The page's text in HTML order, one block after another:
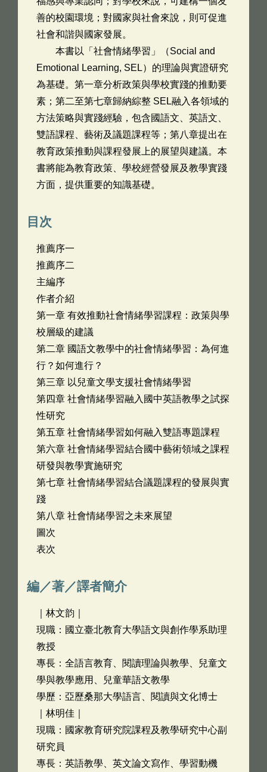
善的校園環境；對國家與社會來說，則可促進
社會和諧與國家發展。
本書以「社會情緒學習」（Social and
Emotional Learning, SEL）的理論與實證研究
為基礎。第一章分析政策與學校實踐的推動要
素；第二至第七章歸納綜整 SEL融入各領域的
方法策略與實踐經驗，包含國語文、英語文、
雙語課程、藝術及議題課程等；第八章提出在
教育政策推動與課程發展上的展望與建議。本
書將能為教育政策、學校經營發展及教學實踐
方面，提供重要的知識基礎。
目次
推薦序一
推薦序二
主編序
作者介紹
第一章 有效推動社會情緒學習課程：政策與學
校層級的建議
第二章 國語文教學中的社會情緒學習：為何進
行？如何進行？
第三章 以兒童文學支援社會情緒學習
第四章 社會情緒學習融入國中英語教學之試探
性研究
第五章 社會情緒學習如何融入雙語專題課程
第六章 社會情緒學習結合國中藝術領域之課程
研發與教學實施研究
第七章 社會情緒學習結合議題課程的發展與實
踐
第八章 社會情緒學習之未來展望
圖次
表次
編／著／譯者簡介
｜林文韵｜
現職：國立臺北教育大學語文與創作學系助理
教授
專長：全語言教育、閱讀理論與教學、兒童文
學與教學應用、兒童華語文教學
學歷：亞歷桑那大學語言、閱讀與文化博士
｜林明佳｜
現職：國家教育研究院課程及教學研究中心副
研究員
專長：英語教學、英文論文寫作、學習動機